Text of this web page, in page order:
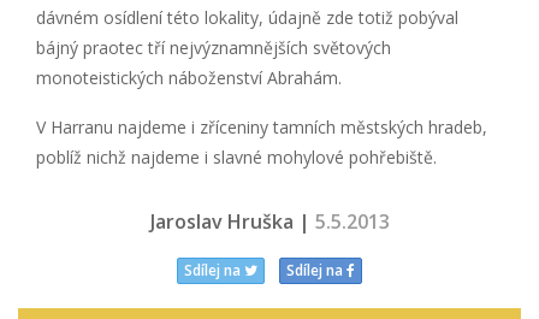
dávném osídlení této lokality, údajně zde totiž pobýval
bájný praotec tří nejvýznamnějších světových
monoteistických náboženství Abrahám.
V Harranu najdeme i zříceniny tamních městských hradeb,
poblíž nichž najdeme i slavné mohylové pohřebiště.
Jaroslav Hruška | 5.5.2013
Sdílej na Sdílej na